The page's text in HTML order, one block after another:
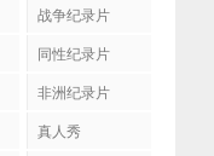
战争纪录片
同性纪录片
非洲纪录片
真人秀